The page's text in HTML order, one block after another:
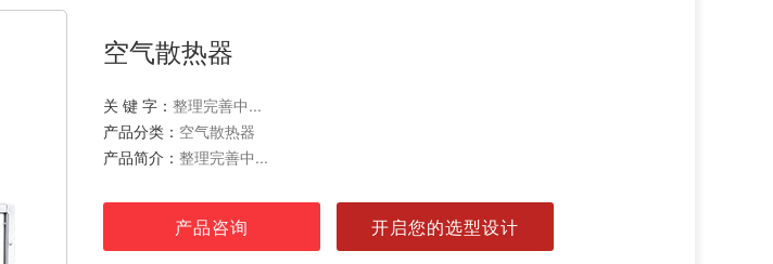
空气散热器
关 键 字： 整理完善中...
产品分类： 空气散热器
产品简介： 整理完善中...
产品咨询 开启您的选型设计